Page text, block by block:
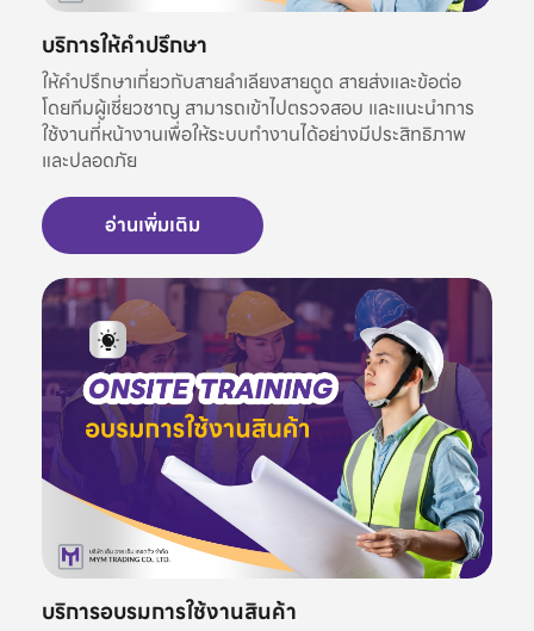
บริการให้คำปรึกษา
ให้คำปรึกษาเกี่ยวกับสายลำเลียงสายดูด สายส่งและข้อต่อ
โดยทีมผู้เชี่ยวชาญ สามารถเข้าไปตรวจสอบ และแนะนำการ
ใช้งานที่หน้างานเพื่อให้ระบบทำงานได้อย่างมีประสิทธิภาพ
และปลอดภัย
อ่านเพิ่มเติม
บริการอบรมการใช้งานสินค้า